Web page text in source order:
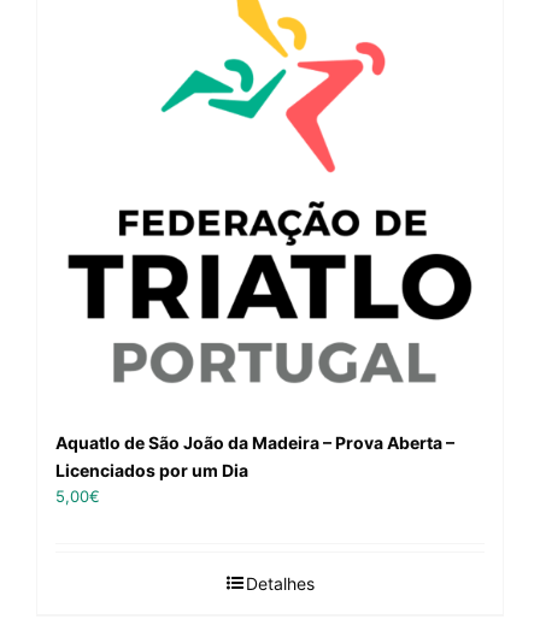
Aquatlo de São João da Madeira – Prova Aberta –
Licenciados por um Dia
5,00€
Detalhes